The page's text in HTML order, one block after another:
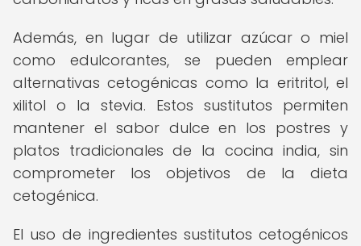
Además, en lugar de utilizar azúcar o miel
como edulcorantes, se pueden emplear
alternativas cetogénicas como la eritritol, el
xilitol o la stevia. Estos sustitutos permiten
mantener el sabor dulce en los postres y
platos tradicionales de la cocina india, sin
comprometer los objetivos de la dieta
cetogénica.
El uso de ingredientes sustitutos cetogénicos